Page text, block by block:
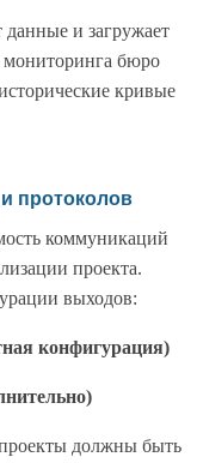
и загружает
бюро
кривые
протоколов
коммуникаций
проекта.
выходов:
конфигурация)
должны быть